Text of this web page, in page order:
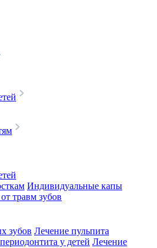
Индивидуальные капы
травм зубов
зубов Лечение пульпита
у детей Лечение